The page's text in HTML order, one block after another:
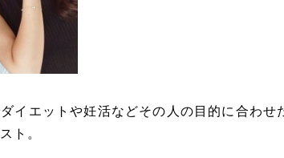
イエットや妊活などその人の目的に合わ
ト。